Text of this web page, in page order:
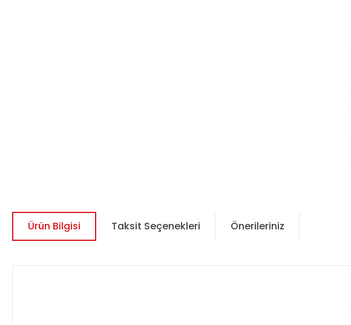
Ürün Bilgisi Taksit Seçenekleri Önerileriniz